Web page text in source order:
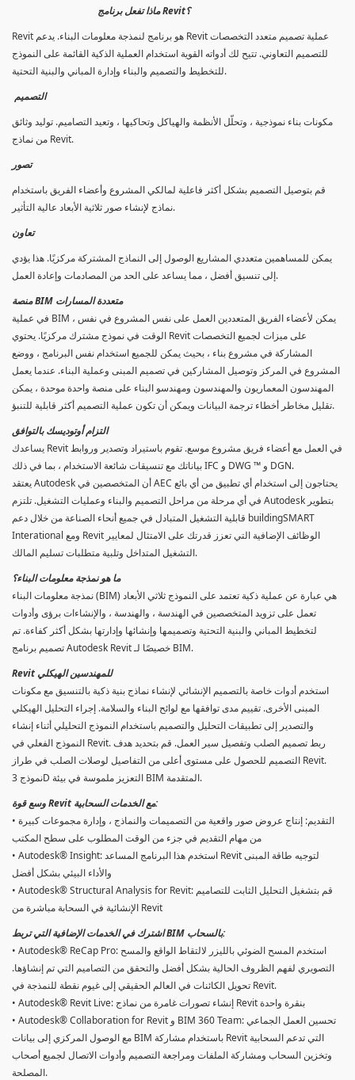
ماذا تفعل برنامج Revit؟
Revit هو برنامج لنمذجة معلومات البناء. يدعم Revit عملية تصميم متعدد التخصصات
للتصميم التعاوني. تتيح لك أدواته القوية استخدام العملية الذكية القائمة على النموذج
للتخطيط والتصميم والبناء وإدارة المباني والبنية التحتية.
التصميم
مكونات بناء نموذجية ، وتحلّل الأنظمة والهياكل وتحاكيها ، وتعيد التصاميم. توليد وثائق
من نماذج Revit.
تصور
قم بتوصيل التصميم بشكل أكثر فاعلية لمالكي المشروع وأعضاء الفريق باستخدام
نماذج لإنشاء صور ثلاثية الأبعاد عالية التأثير.
تعاون
يمكن للمساهمين متعددي المشاريع الوصول إلى النماذج المشتركة مركزيًا. هذا يؤدي
إلى تنسيق أفضل ، مما يساعد على الحد من المصادمات وإعادة العمل.
منصة BIM متعددة المسارات
في عملية BIM ، يمكن لأعضاء الفريق المتعددين العمل على نفس المشروع في نفس
الوقت في نموذج مشترك مركزيًا. يحتوي Revit على ميزات لجميع التخصصات
المشاركة في مشروع بناء ، بحيث يمكن للجميع استخدام نفس البرنامج ، ووضع
المشروع في المركز وتوصيل المشاركين في تصميم المبنى وعملية البناء. عندما يعمل
المهندسون المعماريون والمهندسون ومهندسو البناء على منصة واحدة موحدة ، يمكن
تقليل مخاطر أخطاء ترجمة البيانات ويمكن أن تكون عملية التصميم أكثر قابلية للتنبؤ.
التزام أوتوديسك بالتوافق
يساعدك Revit في العمل مع أعضاء فريق مشروع موسع. تقوم باستيراد وتصدير وروابط
بياناتك مع تنسيقات شائعة الاستخدام ، بما في ذلك IFC و DWG ™ و DGN.
يعتقد Autodesk أن المتخصصين في AEC يحتاجون إلى استخدام أي تطبيق من أي بائع
في أي مرحلة من مراحل التصميم والبناء وعمليات التشغيل. تلتزم Autodesk بتطوير
قابلية التشغيل المتبادل في جميع أنحاء الصناعة من خلال دعم buildingSMART
Interational ومع Revit الوظائف الإضافية التي تعزز قدرتك على الامتثال لمعايير
التشغيل المتداخل وتلبية متطلبات تسليم المالك.
ما هو نمذجة معلومات البناء؟
نمذجة معلومات البناء (BIM) هي عبارة عن عملية ذكية تعتمد على النموذج ثلاثي الأبعاد
تعمل على تزويد المتخصصين في الهندسة ، والهندسة ، والإنشاءات برؤى وأدوات
لتخطيط المباني والبنية التحتية وتصميمها وإنشائها وإدارتها بشكل أكثر كفاءة. تم
تصميم برنامج Autodesk Revit خصيصًا لـ BIM.
Revit للمهندسين الهيكلي
استخدم أدوات خاصة بالتصميم الإنشائي لإنشاء نماذج بنية ذكية بالتنسيق مع مكونات
المبنى الأخرى. تقييم مدى توافقها مع لوائح البناء والسلامة. إجراء التحليل الهيكلي
والتصدير إلى تطبيقات التحليل والتصميم باستخدام النموذج التحليلي أثناء إنشاء
النموذج الفعلي في Revit. ربط تصميم الصلب وتفصيل سير العمل. قم بتحديد هدف
التصميم للحصول على مستوى أعلى من التفاصيل لوصلات الصلب في طراز Revit.
نموذج 3D التعزيز ملموسة في بيئة BIM المتقدمة.
وسع قوة Revit مع الخدمات السحابية:
• التقديم: إنتاج عروض صور واقعية من التصميمات والنماذج ، وإدارة مجموعات كبيرة
من مهام التقديم في جزء من الوقت المطلوب على سطح المكتب
• Autodesk® Insight: استخدم هذا البرنامج المساعد Revit لتوجيه طاقة المبنى
والأداء البيئي بشكل أفضل
• Autodesk® Structural Analysis for Revit: قم بتشغيل التحليل الثابت للتصاميم
الإنشائية في السحابة مباشرة من Revit
اشترك في الخدمات الإضافية التي تربط BIM بالسحاب:
• Autodesk® ReCap Pro: استخدم المسح الضوئي بالليزر لالتقاط الواقع والمسح
التصويري لفهم الظروف الحالية بشكل أفضل والتحقق من التصاميم التي تم إنشاؤها.
تحويل الكائنات في العالم الحقيقي إلى غيوم نقطة للنمذجة في Revit.
• Autodesk® Revit Live: إنشاء تصورات غامرة من نماذج Revit بنقرة واحدة
• Autodesk® Collaboration for Revit و BIM 360 Team: تحسين العمل الجماعي
مع الوصول المركزي إلى بيانات BIM باستخدام مشاركة Revit التي تدعم السحابية
وتخزين السحاب ومشاركة الملفات ومراجعة التصميم وأدوات الاتصال لجميع أصحاب
المصلحة.